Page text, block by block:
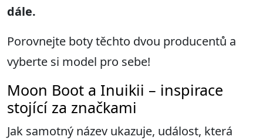
dále.
Porovnejte boty těchto dvou producentů a
vyberte si model pro sebe!
Moon Boot a Inuikii – inspirace
stojící za značkami
Jak samotný název ukazuje, událost, která